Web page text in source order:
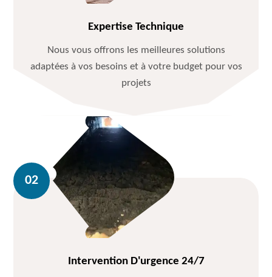
Expertise Technique
Nous vous offrons les meilleures solutions
adaptées à vos besoins et à votre budget pour vos
projets
Intervention D'urgence 24/7